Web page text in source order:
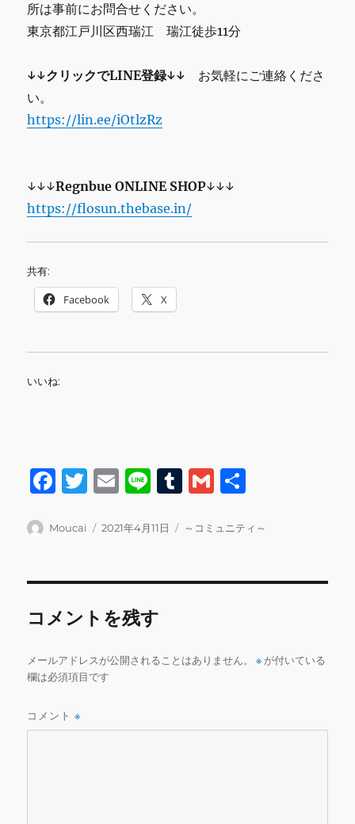
所は事前にお問合せください。
東京都江戸川区西瑞江 瑞江徒歩11分
↓↓クリックでLINE登録↓↓ お気軽にご連絡くださ
い。
https://lin.ee/iOtlzRz
↓↓↓RegnbueONLINE SHOP↓↓↓
https://flosun.thebase.in/
共有:
Facebook X
いいね:
F
c
b
o
o
k
T
it
r
E
ai
Li
e
T
m
r
G
ai
投
Moucai
投
2021年4月11日
カ
～コミュニティ～
コメントを残す
メールアドレスが公開されることはありません。 ※ が付いている
欄は必須項目です
コメント※